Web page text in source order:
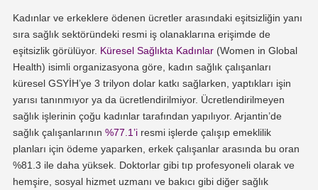
Kadınlar ve erkeklere ödenen ücretler arasındaki eşitsizliğin yanı
sıra sağlık sektöründeki resmi iş olanaklarına erişimde de
eşitsizlik görülüyor. Küresel Sağlıkta Kadınlar(Women in Global
Health) isimli organizasyona göre, kadın sağlık çalışanları
küresel GSYİH’ye 3 trilyon dolar katkı sağlarken, yaptıkları işin
yarısı tanınmıyor ya da ücretlendirilmiyor. Ücretlendirilmeyen
sağlık işlerinin çoğu kadınlar tarafından yapılıyor. Arjantin’de
sağlık çalışanlarının %77.1’iresmi işlerde çalışıp emeklilik
planları için ödeme yaparken, erkek çalışanlar arasında bu oran
%81.3 ile daha yüksek. Doktorlar gibi tıp profesyoneli olarak ve
hemşire, sosyal hizmet uzmanı ve bakıcı gibi diğer sağlık